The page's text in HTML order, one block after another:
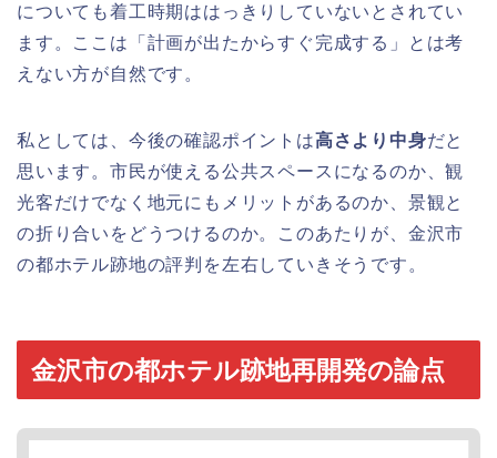
についても着工時期ははっきりしていないとされてい
ます。ここは「計画が出たからすぐ完成する」とは考
えない方が自然です。
私としては、今後の確認ポイントは高さより中身だと
思います。市民が使える公共スペースになるのか、観
光客だけでなく地元にもメリットがあるのか、景観と
の折り合いをどうつけるのか。このあたりが、金沢市
の都ホテル跡地の評判を左右していきそうです。
金沢市の都ホテル跡地再開発の論点